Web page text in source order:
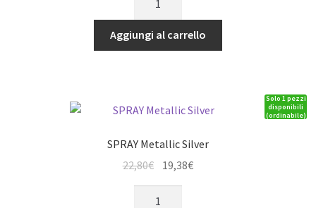
era:
9,00€.
è:
7,65€.
Red
quantità
Aggiungi al carrello
Solo 1 pezzi
disponibili
(ordinabile)
SPRAY Metallic Silver
22,80€
prezzo
originale
19,38€Il